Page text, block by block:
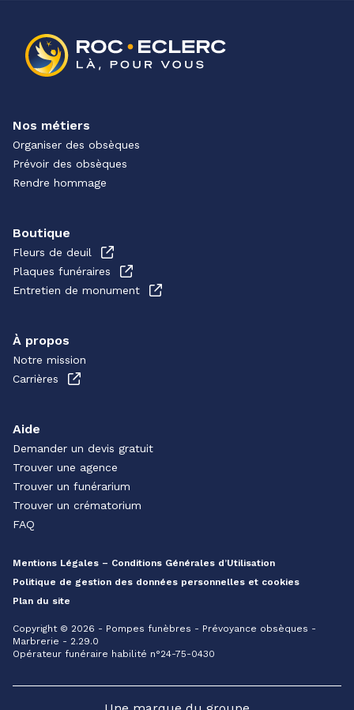
Nos métiers
Organiser des obsèques
Prévoir des obsèques
Rendre hommage
Boutique
Fleurs de deuil
Plaques funéraires
Entretien de monument
À propos
Notre mission
Carrières
Aide
Demander un devis gratuit
Trouver une agence
Trouver un funérarium
Trouver un crématorium
FAQ
Mentions Légales – Conditions Générales d’Utilisation
Politique de gestion des données personnelles et cookies
Plan du site
Copyright © 2026 - Pompes funèbres - Prévoyance obsèques -
Marbrerie - 2.29.0
Opérateur funéraire habilité n°24-75-0430